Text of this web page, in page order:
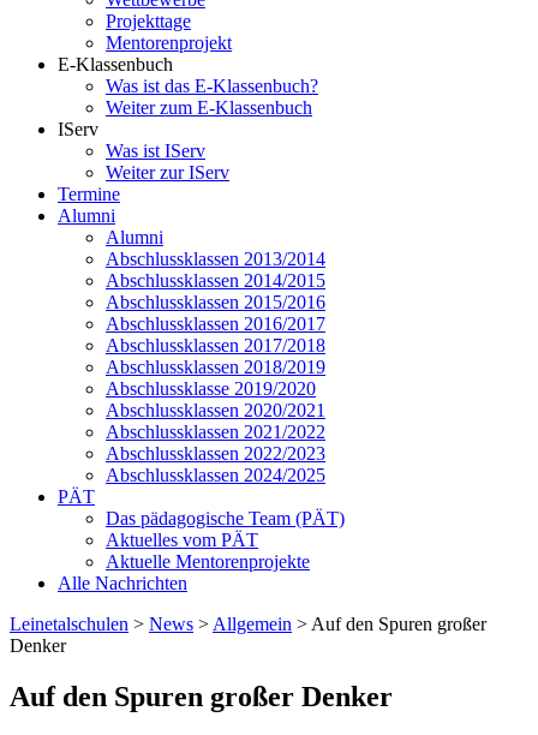
Projekttage
Mentorenprojekt
E-Klassenbuch
Was ist das E-Klassenbuch?
Weiter zum E-Klassenbuch
IServ
Was ist IServ
Weiter zur IServ
Termine
Alumni
Alumni
Abschlussklassen 2013/2014
Abschlussklassen 2014/2015
Abschlussklassen 2015/2016
Abschlussklassen 2016/2017
Abschlussklassen 2017/2018
Abschlussklassen 2018/2019
Abschlussklasse 2019/2020
Abschlussklassen 2020/2021
Abschlussklassen 2021/2022
Abschlussklassen 2022/2023
Abschlussklassen 2024/2025
PÄT
Das pädagogische Team (PÄT)
Aktuelles vom PÄT
Aktuelle Mentorenprojekte
Alle Nachrichten
Leinetalschulen > News > Allgemein > Auf den Spuren großer
Denker
Auf den Spuren großer Denker